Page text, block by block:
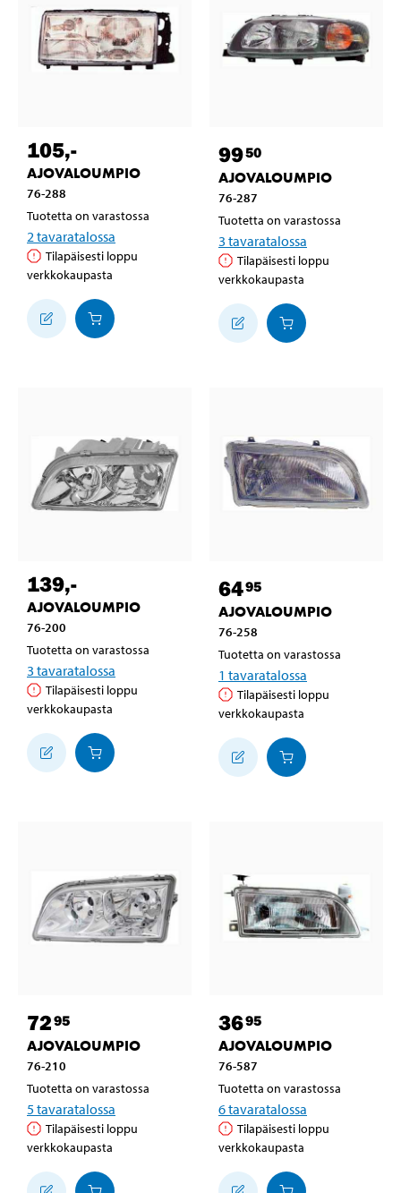
105,-
AJOVALOUMPIO
76-288
Tuotetta on varastossa
2 tavaratalossa
Tilapäisesti loppu
verkkokaupasta
9950
AJOVALOUMPIO
76-287
Tuotetta on varastossa
3 tavaratalossa
Tilapäisesti loppu
verkkokaupasta
139,-
AJOVALOUMPIO
76-200
Tuotetta on varastossa
3 tavaratalossa
Tilapäisesti loppu
verkkokaupasta
6495
AJOVALOUMPIO
76-258
Tuotetta on varastossa
1 tavaratalossa
Tilapäisesti loppu
verkkokaupasta
7295
AJOVALOUMPIO
76-210
Tuotetta on varastossa
5tavaratalossa
Tilapäisesti loppu
verkkokaupasta
3695
AJOVALOUMPIO
76-587
Tuotetta on varastossa
6tavaratalossa
Tilapäisesti loppu
verkkokaupasta